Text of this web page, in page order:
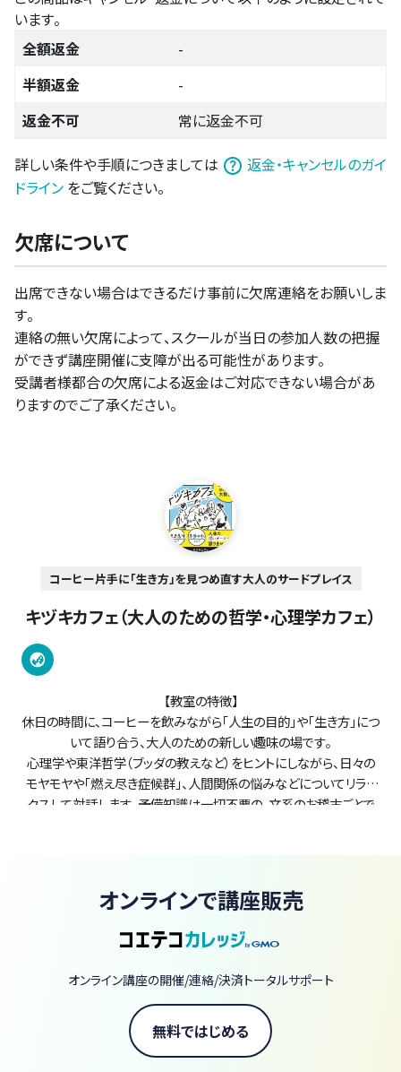
います。
全額返金
-
半額返金
-
返金不可
常に返金不可
詳しい条件や手順につきましては
返金・キャンセルのガイ
ドライン をご覧ください。
欠席について
出席できない場合はできるだけ事前に欠席連絡をお願いしま
す。
連絡の無い欠席によって、スクールが当日の参加人数の把握
ができず講座開催に支障が出る可能性があります。
受講者様都合の欠席による返金はご対応できない場合があ
りますのでご了承ください。
コーヒー片手に「生き方」を見つめ直す大人のサードプレイス
キヅキカフェ（大人のための哲学・心理学カフェ）
【教室の特徴】
休日の時間に、コーヒーを飲みながら「人生の目的」や「生き方」につ
いて語り合う、大人のための新しい趣味の場です。
心理学や東洋哲学（ブッダの教えなど）をヒントにしながら、日々の
モヤモヤや「燃え尽き症候群」、人間関係の悩みなどについてリラッ
クスして対話します。予備知識は一切不要の、文系のお稽古ごとで
・専門知識は一切不要です。初めての方も安心してご参加いただけ
る温かい雰囲気です。
・一方的な講義ではなく、参加者同士のフリートーク（対話）の時間
を大切にしています。
【レッスンスケジュール】
主に土日や祝日の午前中、または夕方に開催しています。（月に1〜
2回程度）
※詳しい日程は「イベント」ページにて随時更新いたします。
オンラインで講座販売
オンライン講座の開催/連絡/決済トータルサポート
無料ではじめる